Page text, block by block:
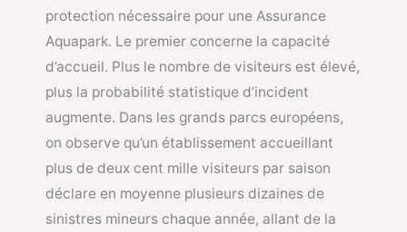
protection nécessaire pour une Assurance
Aquapark. Le premier concerne la capacité
d’accueil. Plus le nombre de visiteurs est élevé,
plus la probabilité statistique d’incident
augmente. Dans les grands parcs européens,
on observe qu’un établissement accueillant
plus de deux cent mille visiteurs par saison
déclare en moyenne plusieurs dizaines de
sinistres mineurs chaque année, allant de la